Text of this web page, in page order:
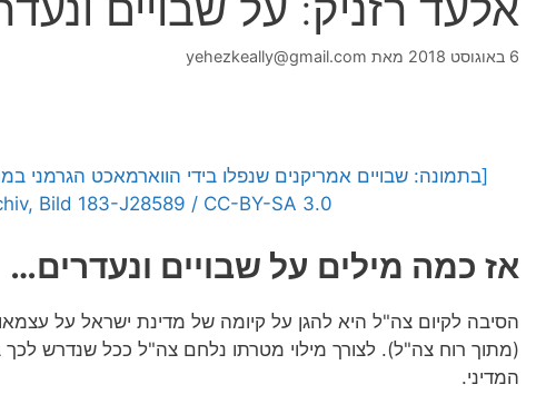
6 באוגוסט 2018 מאת yehezkeally@gmail.com
Bild 183-J28589 / CC-BY-SA 3.0]
אז כמה מילים על שבויים ונעדרים…
הסיבה לקיום צה"ל היא להגן על קיומה של מדינת ישראל על
(מתוך רוח צה"ל). לצורך מילוי מטרתו נלחם צה"ל ככל שנדרש לכך
המדיני.